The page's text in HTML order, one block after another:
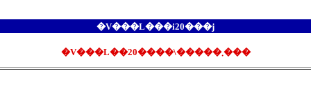
�V���L���i20���j
�V���L��20����\�����܂���